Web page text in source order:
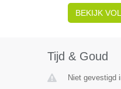
BEKIJK
Tijd & Goud
Niet gevestigd